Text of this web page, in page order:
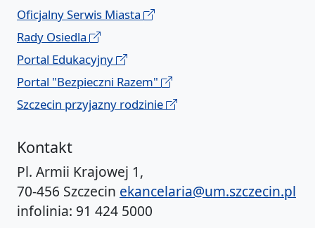
Oficjalny Serwis Miasta
Rady Osiedla
Portal Edukacyjny
Portal "Bezpieczni Razem"
Szczecin przyjazny rodzinie
Kontakt
Pl. Armii Krajowej 1,
70-456 Szczecin ekancelaria@um.szczecin.pl
infolinia: 91 424 5000